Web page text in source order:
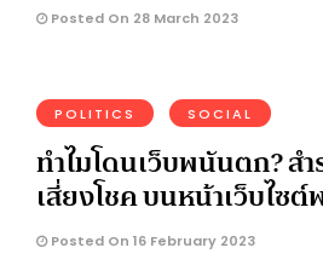
Posted On 28 March 2023
POLITICS SOCIAL
ทำไมโดนเว็บพนันตก? ส
เสี่ยงโชค บนหน้าเว็บไซ
Posted On 16 February 2023